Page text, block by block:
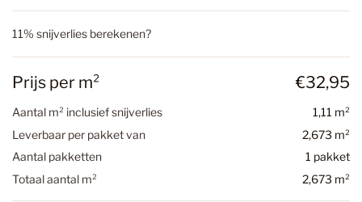
11% snijverlies berekenen?
Prijs per m² €32,95
Aantal m² inclusief snijverlies
1,11 m²
Leverbaar per pakket van
2,673 m²
Aantal pakketten
1 pakket
Totaal aantal m²
2,673 m²